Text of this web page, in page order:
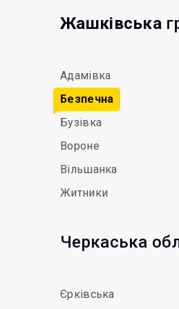
Жашківська
Адамівка
Безпечна
Бузівка
Вороне
Вільшанка
Житники
Черкаська
Єрківська